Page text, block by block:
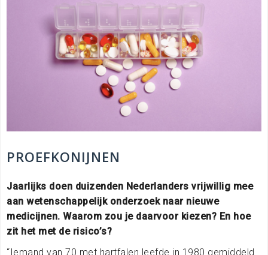
PROEFKONIJNEN
Jaarlijks doen duizenden Nederlanders vrijwillig mee
aan wetenschappelijk onderzoek naar nieuwe
medicijnen. Waarom zou je daarvoor kiezen? En hoe
zit het met de risico’s?
“Iemand van 70 met hartfalen leefde in 1980 gemiddeld